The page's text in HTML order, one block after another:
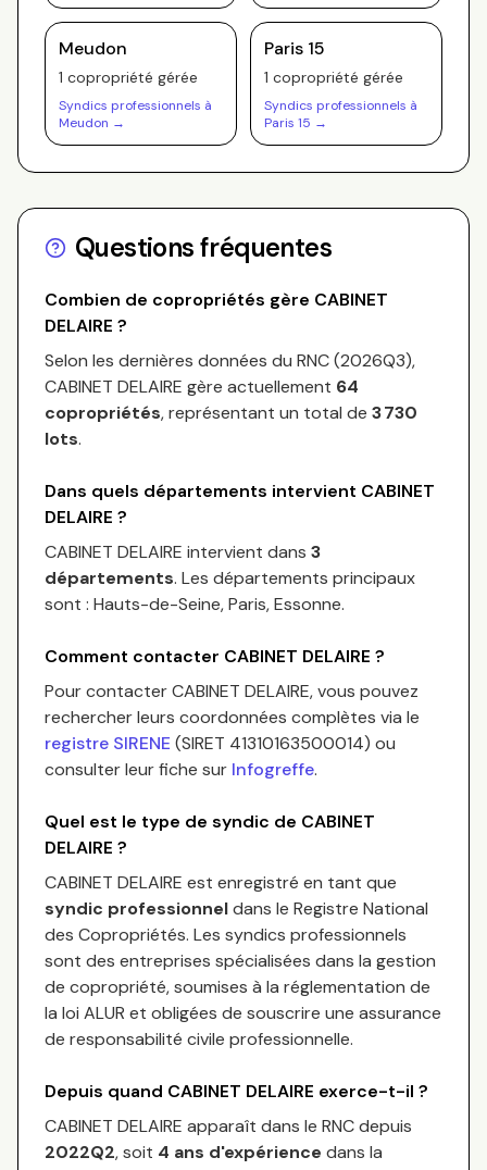
Meudon
1 copropriété gérée
Syndics professionnels à
Meudon →
Paris 15
1 copropriété gérée
Syndics professionnels à
Paris 15 →
Questions fréquentes
Combien de copropriétés gère CABINET
DELAIRE ?
Selon les dernières données du RNC (2026Q3),
CABINET DELAIRE gère actuellement 64
copropriétés, représentant un total de 3 730
lots.
Dans quels départements intervient CABINET
DELAIRE ?
CABINET DELAIRE intervient dans 3
départements. Les départements principaux
sont : Hauts-de-Seine, Paris, Essonne.
Comment contacter CABINET DELAIRE ?
Pour contacterCABINET DELAIRE, vous pouvez
rechercher leurs coordonnées complètes via le
registre SIRENE (SIRET 41310163500014) ou
consulter leur fiche sur Infogreffe.
Quel est le type de syndic de CABINET
DELAIRE ?
CABINET DELAIRE est enregistré en tant que
syndic professionneldans le Registre National
des Copropriétés. Les syndics professionnels
sont des entreprises spécialisées dans la gestion
de copropriété, soumises à la réglementation de
la loi ALUR et obligées de souscrire une assurance
de responsabilité civile professionnelle.
Depuis quand CABINET DELAIRE exerce-t-il ?
CABINET DELAIRE apparaît dans le RNC depuis
2022Q2, soit 4 ans d'expérience dans la